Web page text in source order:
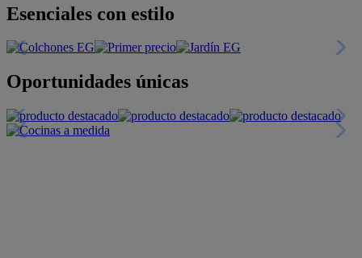
Esenciales con estilo
Oportunidades únicas